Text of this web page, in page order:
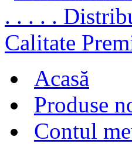
Acasă
Produse
Contul